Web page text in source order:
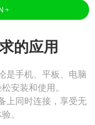
的应用
是手机、平板、电脑
安装和使用。
上同时连接，享受无
。